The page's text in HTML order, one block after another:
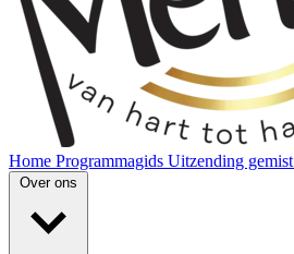
Home Programmagids Uitzending gemist
Over ons